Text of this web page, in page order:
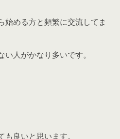
始める方と頻繁に交流してま
人がかなり多いです。
良いと思います。